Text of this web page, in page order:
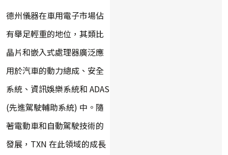
德州儀器在車用電子市場佔
有舉足輕重的地位，其類比
晶片和嵌入式處理器廣泛應
用於汽車的動力總成、安全
系統、資訊娛樂系統和 ADAS
(先進駕駛輔助系統) 中。隨
著電動車和自動駕駛技術的
發展，TXN 在此領域的成長